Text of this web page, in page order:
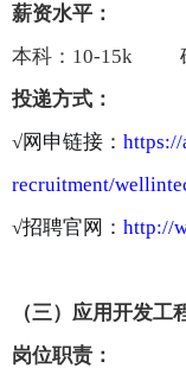
薪资水平 ：
本科：10-15k
投递方式：
√网申链接： https://
recruitment/
√招聘官网： http://
（三）应用开发工
岗位职责：